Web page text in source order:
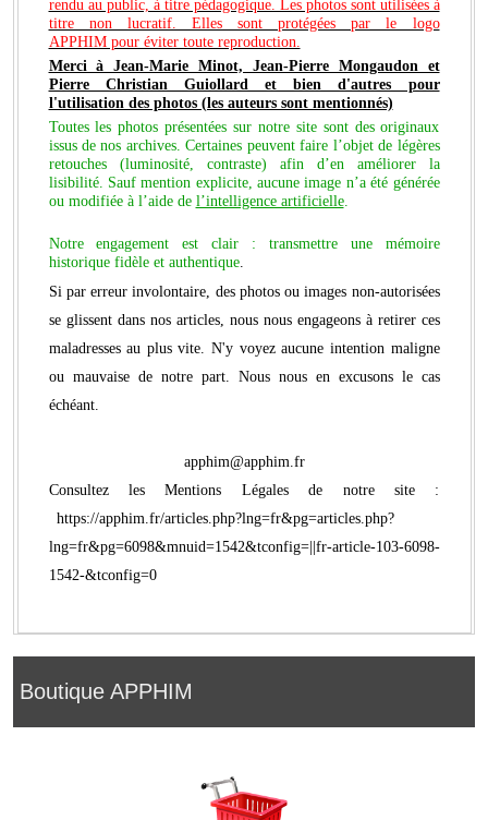
Boutique APPHIM
rendu au public, à titre pédagogique. Les photos sont utilisées à
titre non lucratif. Elles sont protégées par le logo
APPHIM pour éviter toute reproduction.
Merci à Jean-Marie Minot, Jean-Pierre Mongaudon et
Pierre Christian Guiollard et bien d'autres pour
l'utilisation des photos (les auteurs sont mentionnés)
Toutes les photos présentées sur notre site sont des originaux
issus de nos archives. Certaines peuvent faire l’objet de légères
retouches (luminosité, contraste) afin d’en améliorer la
lisibilité. Sauf mention explicite, aucune image n’a été générée
ou modifiée à l’aide de l’intelligence artificielle.
Notre engagement est clair : transmettre une mémoire
historique fidèle et authentique.
Si par erreur involontaire, des photos ou images non-autorisées
se glissent dans nos articles, nous nous engageons à retirer ces
maladresses au plus vite. N'y voyez aucune intention maligne
ou mauvaise de notre part. Nous nous en excusons le cas
échéant.
apphim@apphim.fr
Consultez les Mentions Légales de notre site :
https://apphim.fr/articles.php?lng=fr&pg=articles.php?
lng=fr&pg=6098&mnuid=1542&tconfig=||fr-article-103-6098-
1542-&tconfig=0